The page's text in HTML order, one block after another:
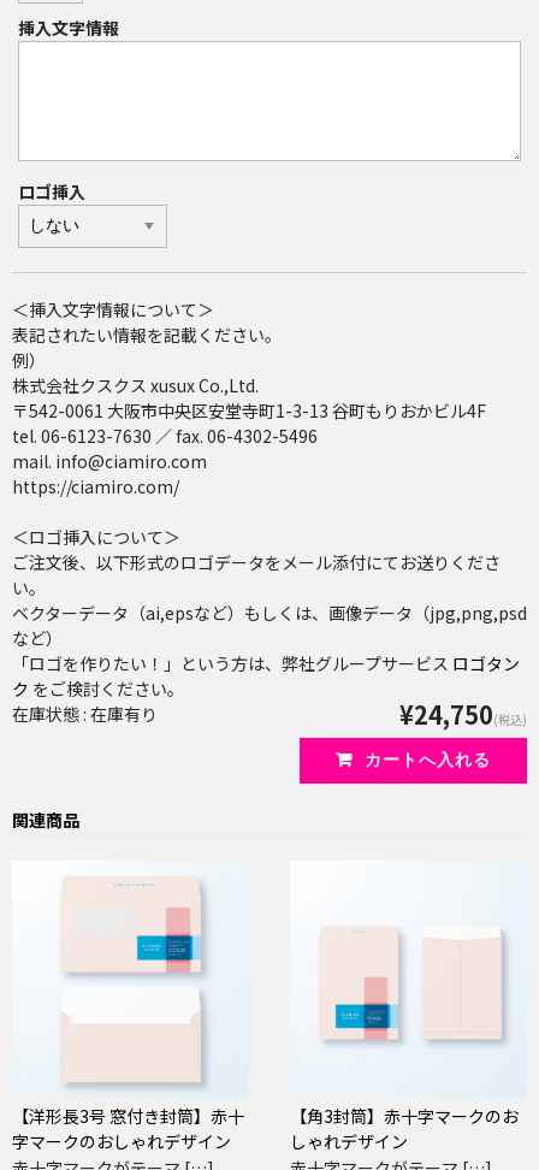
挿入文字情報
ロゴ挿入
＜挿入文字情報について＞
表記されたい情報を記載ください。
例）
株式会社クスクス xusux Co.,Ltd.
〒542-0061 大阪市中央区安堂寺町1-3-13 谷町もりおかビル4F
tel. 06-6123-7630 ／ fax. 06-4302-5496
mail. info@ciamiro.com
https://ciamiro.com/
＜ロゴ挿入について＞
ご注文後、以下形式のロゴデータをメール添付にてお送りくださ
い。
ベクターデータ（ai,epsなど）もしくは、画像データ（jpg,png,psd
など）
「ロゴを作りたい！」という方は、弊社グループサービス ロゴタン
ク をご検討ください。
在庫状態 : 在庫有り
¥24,750(税込)
関連商品
【洋形長3号 窓付き封筒】赤十
字マークのおしゃれデザイン
【角3封筒】赤十字マークのお
しゃれデザイン